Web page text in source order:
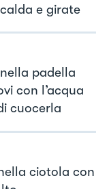
e girate
padella
con l’acqua
cuocerla
ciotola con